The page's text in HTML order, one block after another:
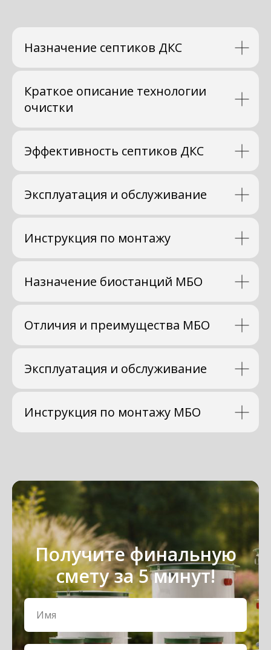
Назначение септиков ДКС
Краткое описание технологии
очистки
Эффективность септиков ДКС
Эксплуатация и обслуживание
Инструкция по монтажу
Назначение биостанций МБО
Отличия и преимущества МБО
Эксплуатация и обслуживание
Инструкция по монтажу МБО
Получите финальную
смету за 5 минут!